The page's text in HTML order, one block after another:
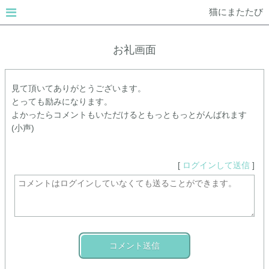
猫にまたたび
お礼画面
見て頂いてありがとうございます。
とっても励みになります。
よかったらコメントもいただけるともっともっとがんばれます
(小声)
[ ログインして送信 ]
コメント送信